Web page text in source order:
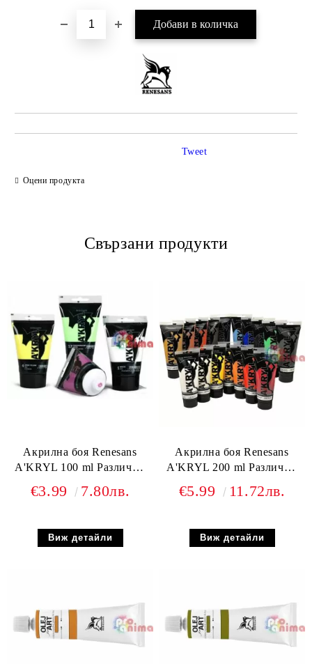
Оцени продукта
Tweet
Свързани продукти
Акрилна боя Renesans
A'KRYL 100 ml Различни
€3.99 7.80лв.
Виж детайли
Акрилна боя Renesans
A'KRYL 200 ml Различни
€5.99 11.72лв.
Виж детайли